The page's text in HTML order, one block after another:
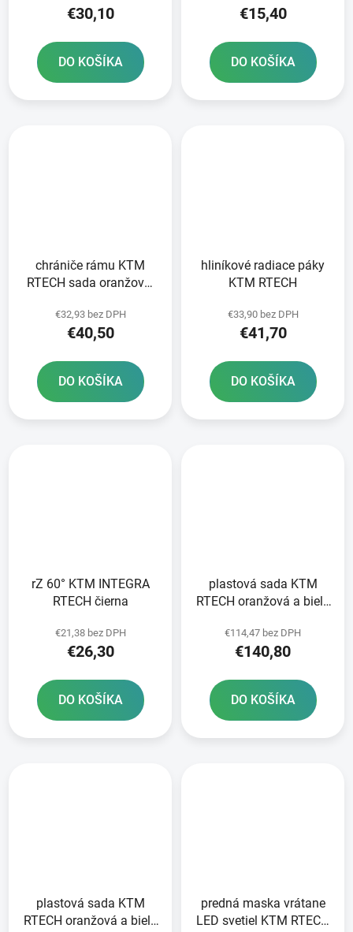
€30,10
DO KOŠÍKA
€15,40
DO KOŠÍKA
chrániče rámu KTM
RTECH sada oranžovo-
€32,93 bez DPH
€40,50
DO KOŠÍKA
hliníkové radiace páky
KTM RTECH
€33,90 bez DPH
€41,70
DO KOŠÍKA
rZ 60° KTM INTEGRA
RTECH čierna
€21,38 bez DPH
€26,30
DO KOŠÍKA
plastová sada KTM
RTECH oranžová a biela
€114,47 bez DPH
€140,80
DO KOŠÍKA
plastová sada KTM
RTECH oranžová a biela
predná maska vrátane
LED svetiel KTM RTECH